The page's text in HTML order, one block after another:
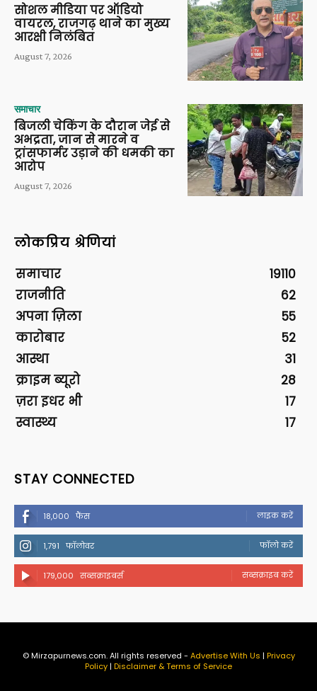
सोशल मीडिया पर ऑडियो
वायरल, राजगढ़ थाने का मुख्य
आरक्षी निलंबित
August 7, 2026
समाचार
बिजली चेकिंग के दौरान जेई से
अभद्रता, जान से मारने व
ट्रांसफार्मर उड़ाने की धमकी का
आरोप
August 7, 2026
लोकप्रिय श्रेणियां
समाचार
19110
राजनीति
62
अपना ज़िला
55
कारोबार
52
आस्था
31
क्राइम ब्यूरो
28
ज़रा इधर भी
17
स्वास्थ्य
17
STAY CONNECTED
18,000 फैंस लाइक करें
1,791 फॉलोवर फॉलो करें
179,000 सब्सक्राइबर्स सब्सक्राइब करें
© Mirzapurnews.com. All rights reserved - Advertise With Us | Privacy
Policy| Disclaimer & Terms of Service